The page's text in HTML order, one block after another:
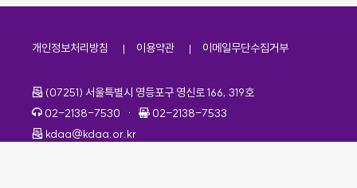
개인정보처리방침 이용약관 이메일무단수집거부
주소
(07251) 서울특별시 영등포구 영신로 166, 319호
전화번호
02-2138-7530 · 팩스번호
02-2138-7533
이메일
kdaa@kdaa.or.kr